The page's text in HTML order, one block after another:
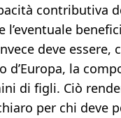
contributiva
deve essere,
d’Europa, la
di figli. Ciò
per chi deve